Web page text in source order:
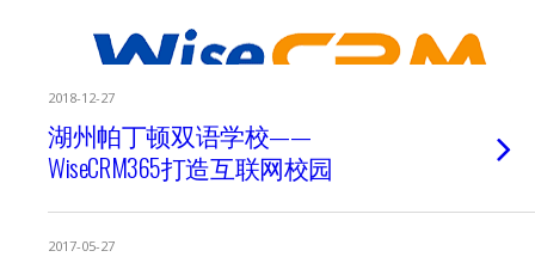
2018-12-27
湖州帕丁顿双语学校——
WiseCRM365打造互联网校园
2017-05-27